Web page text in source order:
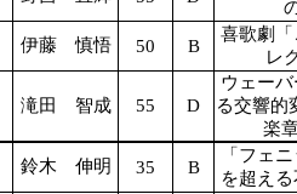
伊藤 慎悟 50 B
喜歌劇
レ
滝田 智成 55 D
ウェー
る交響
楽
鈴木 伸明 35 B
「フェ
を超え